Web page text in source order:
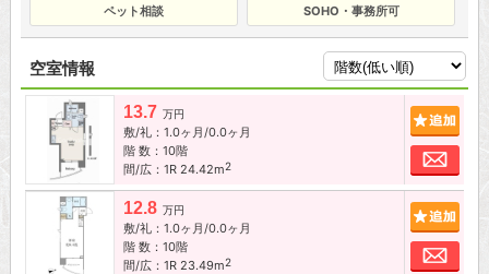
ペット相談 SOHO・事務所可
空室情報
13.7 万円
敷/礼：1.0ヶ月/0.0ヶ月
階 数：10階
間/広：1R 24.42m2
お
12.8 万円
敷/礼：1.0ヶ月/0.0ヶ月
階 数：10階
間/広：1R 23.49m2
お